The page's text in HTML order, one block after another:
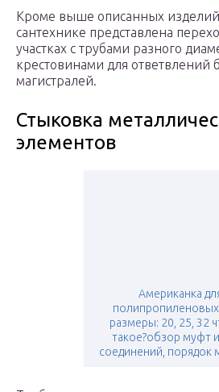
Кроме выше описанных
сантехнике представлена
участках с трубами разного
крестовинами для ответвлений
магистралей.
Стыковка
элементов
Американка
полипропиленовых
размеры: 20, 25, 32
такое?обзор муфт
соединений, порядок